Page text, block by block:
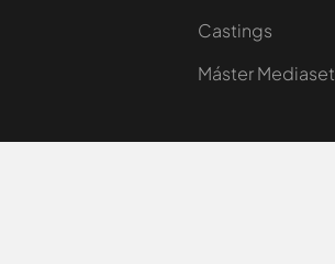
Castings
Máster Mediaset